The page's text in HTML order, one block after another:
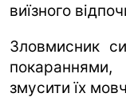
виїзного
Зловмисник
змусити їх